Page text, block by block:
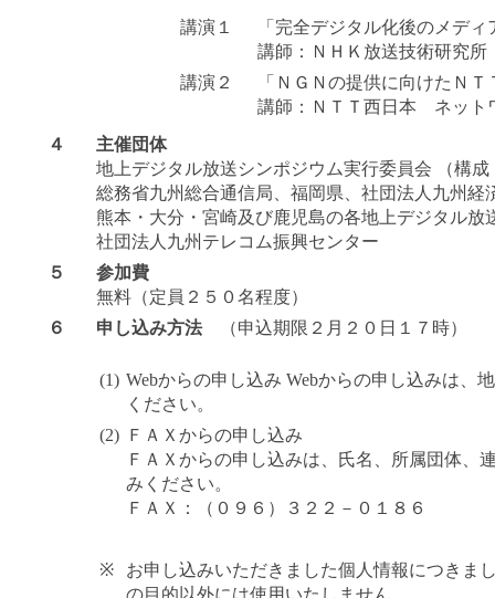
講演１
「完全デジタル化後のメデ
講師：ＮＨＫ放送技術研
講演２
「ＮＧＮの提供に向けたＮ
講師：ＮＴＴ西日本 ネッ
４
主催団体
地上デジタル放送シンポジウム実行委員会 （構
総務省九州総合通信局、福岡県、社団法人九州
熊本・大分・宮崎及び鹿児島の各地上デジタル
社団法人九州テレコム振興センター
５
参加費
無料（定員２５０名程度）
６
申し込み方法（申込期限２月２０日１７時）
(1) Webからの申し込み Webからの申し込みは、
ください。
(2) ＦＡＸからの申し込み
ＦＡＸからの申し込みは、氏名、所属団体、
みください。
ＦＡＸ：（０９６）３２２－０１８６
※
お申し込みいただきました個人情報につきま
の目的以外には使用いたしません。